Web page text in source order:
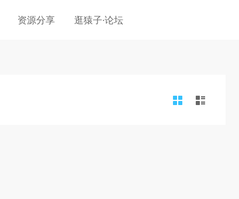
资源分享 逛猿子·论坛